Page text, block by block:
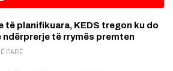
të planifikuara, KEDS tregon ku do
ndërprerje të rrymës premten
PARË